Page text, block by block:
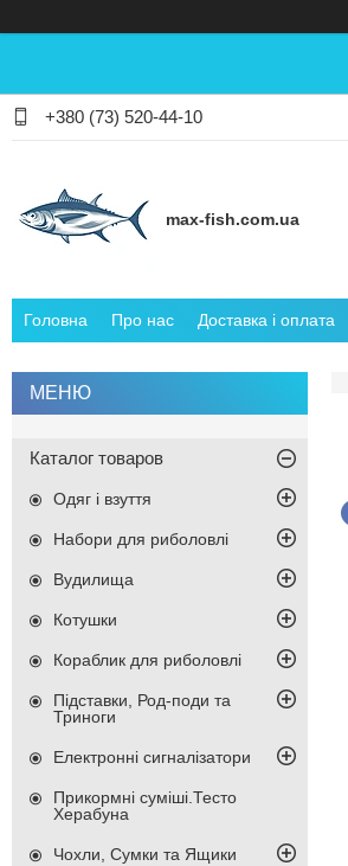
+380 (73) 520-44-10
max-fish.com.ua
Головна Про нас Доставка і оплата
Каталог товаров
Одяг і взуття
Набори для риболовлі
Вудилища
Котушки
Кораблик для риболовлі
Підставки, Род-поди та
Триноги
Електронні сигналізатори
Прикормні суміші.Тесто
Херабуна
Чохли, Сумки та Ящики